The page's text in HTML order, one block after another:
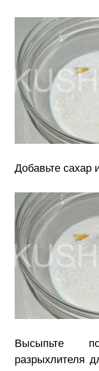
Добавьте сахар
Высыпьте
разрыхлителя